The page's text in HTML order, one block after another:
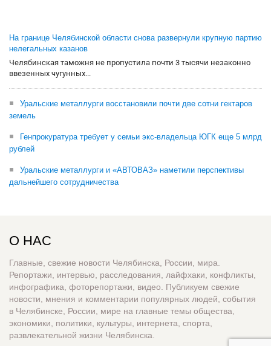
На границе Челябинской области снова развернули крупную партию
нелегальных казанов
Челябинская таможня не пропустила почти 3 тысячи незаконно
ввезенных чугунных...
Уральские металлурги восстановили почти две сотни гектаров
земель
Генпрокуратура требует у семьи экс-владельца ЮГК еще 5 млрд
рублей
Уральские металлурги и «АВТОВАЗ» наметили перспективы
дальнейшего сотрудничества
О НАС
Главные, свежие новости Челябинска, России, мира.
Репортажи, интервью, расследования, лайфхаки, конфликты,
инфографика, фоторепортажи, видео. Публикуем свежие
новости, мнения и комментарии популярных людей, события
в Челябинске, России, мире на главные темы общества,
экономики, политики, культуры, интернета, спорта,
развлекательной жизни Челябинска.